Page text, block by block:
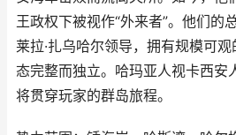
王政权下被视作“外来者”。他们的
莱拉·扎乌哈尔领导，拥有规模可
态完整而独立。哈玛亚人视卡西安
将贯穿玩家的群岛旅程。